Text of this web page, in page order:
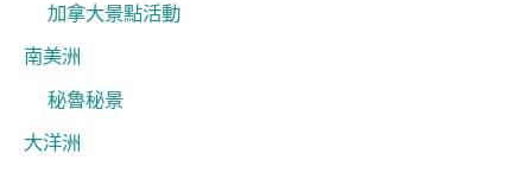
加拿大景點活動
南美洲
秘魯秘景
大洋洲